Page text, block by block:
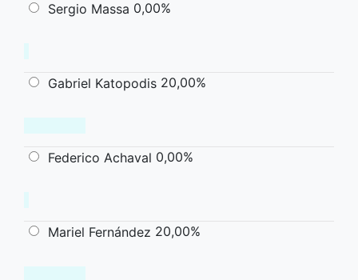
Sergio Massa 0,00%
Gabriel Katopodis 20,00%
Federico Achaval 0,00%
Mariel Fernández 20,00%